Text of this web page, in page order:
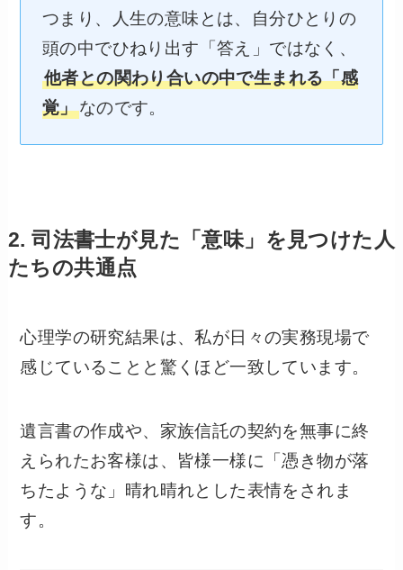
つまり、人生の意味とは、自分ひとりの
頭の中でひねり出す「答え」ではなく、
他者との関わり合いの中で生まれる「感
覚」なのです。
2. 司法書士が見た「意味」を見つけた人
たちの共通点
心理学の研究結果は、私が日々の実務現場で
感じていることと驚くほど一致しています。
遺言書の作成や、家族信託の契約を無事に終
えられたお客様は、皆様一様に「憑き物が落
ちたような」晴れ晴れとした表情をされま
す。